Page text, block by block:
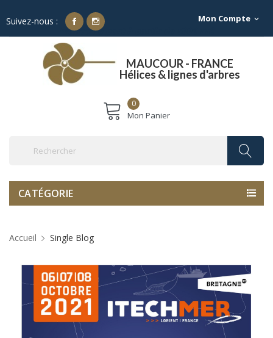
Suivez-nous : Mon Compte expand_more
Franco de port à partir de 500€ TTC
MAUCOUR - FRANCE
Hélices & lignes d'arbres
0
Mon Panier
CATÉGORIE
Accueil Single Blog